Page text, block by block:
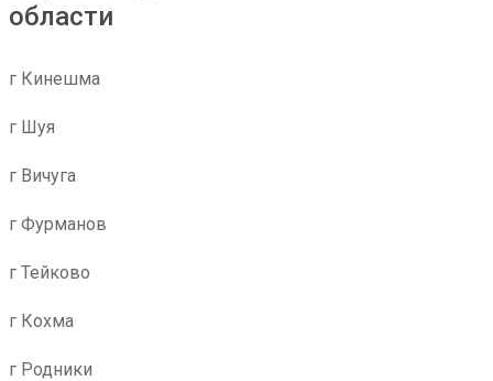
области
г Кинешма
г Шуя
г Вичуга
г Фурманов
г Тейково
г Кохма
г Родники